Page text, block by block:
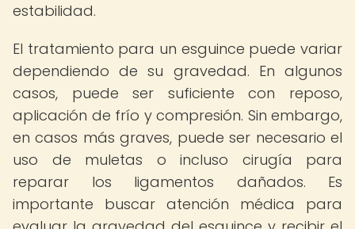
estabilidad.
El tratamiento para un esguince puede variar
dependiendo de su gravedad. En algunos
casos, puede ser suficiente con reposo,
aplicación de frío y compresión. Sin embargo,
en casos más graves, puede ser necesario el
uso de muletas o incluso cirugía para
reparar los ligamentos dañados. Es
importante buscar atención médica para